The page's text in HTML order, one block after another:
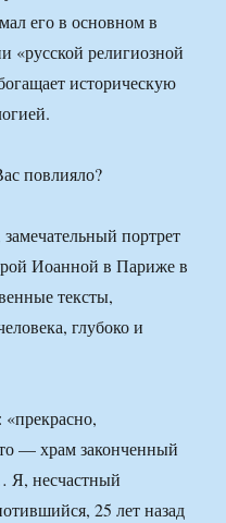
его в основном в
«русской религиозной
историческую
повлияло?
портрет
Иоанной в Париже в
тексты,
глубоко и
— храм законченный
Я, несчастный
25 лет назад